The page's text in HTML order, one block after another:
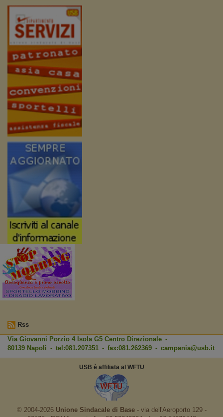
Rss
Via Giovanni Porzio 4 Isola G5 Centro Direzionale -
80139 Napoli - tel:081.207351 - fax:081.262369 - campania@usb.it
USB è affiliata al WFTU
© 2004-2026 Unione Sindacale di Base‐ via dell'Aeroporto 129 -